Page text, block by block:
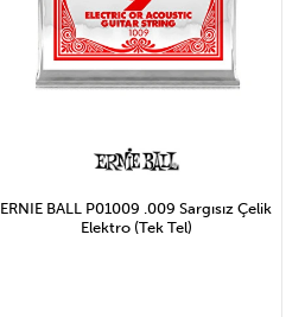
ERNIE BALL P01009 .009 Sargısız Çelik
Elektro (Tek Tel)